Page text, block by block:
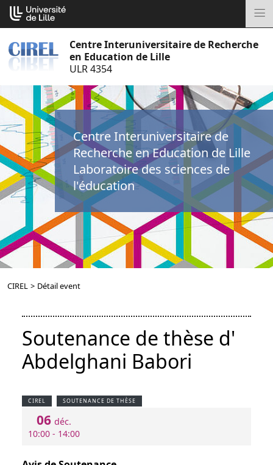
Aller
au
Centre Interuniversitaire de Recherche
en Education de Lille
ULR 4354
Centre Interuniversitaire de
Recherche en Education de Lille
Laboratoire des sciences de
l'éducation
CIREL > Détail event
Soutenance de thèse d'
Abdelghani Babori
CIREL SOUTENANCE DE THÈSE
06 déc.
10:00 - 14:00
Cookies management panel